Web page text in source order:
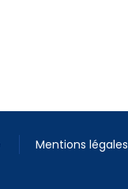
Mentions légales